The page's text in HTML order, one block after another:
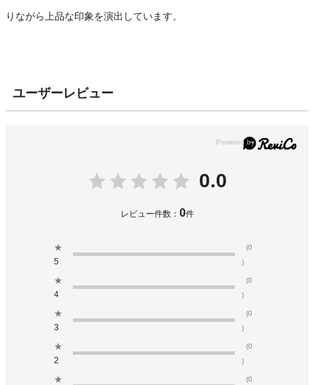
りながら上品な印象を演出しています。
ユーザーレビュー
0.0
レビュー件数： 0件
★
5
(0
)
★
4
(0
)
★
3
(0
)
★
2
(0
)
★
(0